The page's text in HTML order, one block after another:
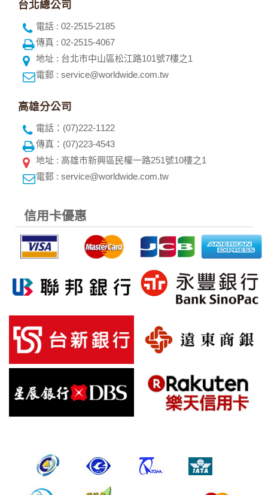
台北總公司
電話 : 02-2515-2185
傳真 : 02-2515-4067
地址 : 台北市中山區松江路101號7樓之1
電郵 : service@worldwide.com.tw
高雄分公司
電話：(07)222-1122
傳真：(07)223-4543
地址 : 高雄市新興區民權一路251號10樓之1
電郵 : service@worldwide.com.tw
信用卡優惠